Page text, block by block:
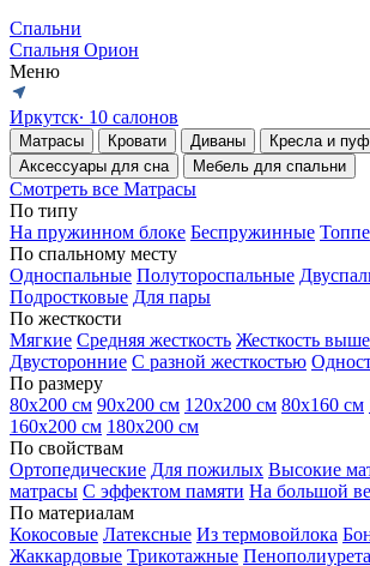
Спальни
Спальня Орион
Меню
Иркутск∙ 10 салонов
Матрасы Кровати Диваны
Кресла и
Аксессуары для сна
Мебель для спальни
Смотреть все Матрасы
По типу
На пружинном блоке Беспружинные
По спальному месту
Односпальные Полутороспальные
Подростковые Для пары
По жесткости
Мягкие Средняя жесткость Жесткость
Двусторонние С разной жесткостью
По размеру
80х200 см 90х200 см 120х200 см 80х160 см
160х200 см 180х200 см
По свойствам
Ортопедические Для пожилых Высокие
матрасы С эффектом памяти На большой
По материалам
Кокосовые Латексные Из термовойлока
Жаккардовые Трикотажные